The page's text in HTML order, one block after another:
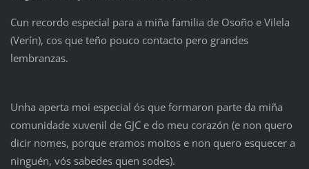
Cun recordo especial para a miña familia de Osoño e Vilela
(Verín), cos que teño pouco contacto pero grandes
lembranzas.
Unha aperta moi especial ós que formaron parte da miña
comunidade xuvenil de GJC e do meu corazón (e non quero
dicir nomes, porque eramos moitos e non quero esquecer a
ninguén, vós sabedes quen sodes).